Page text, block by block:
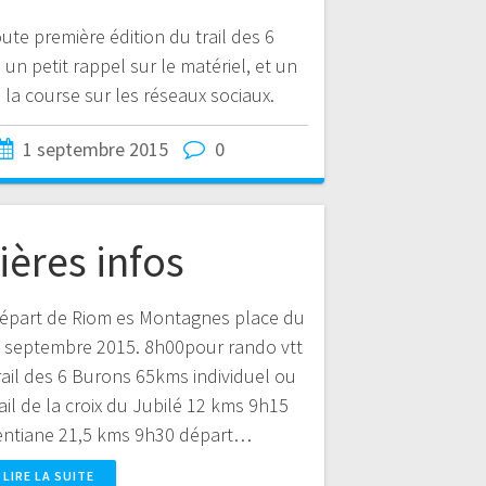
première édition du trail des 6
un petit rappel sur le matériel, et un
course sur les réseaux sociaux.
1 septembre 2015 0
infos
de Riom es Montagnes place du
2015. 8h00pour rando vtt
des 6 Burons 65kms individuel ou
de la croix du Jubilé 12 kms 9h15
21,5 kms 9h30 départ…
LIRE LA SUITE